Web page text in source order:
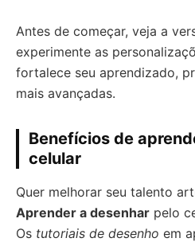
Antes de começar, veja a
experimente as
fortalece seu aprendizado,
mais avançadas.
Benefícios de
celular
Quer melhorar seu talento
Aprender a desenhar pelo
Os tutoriais de desenho em